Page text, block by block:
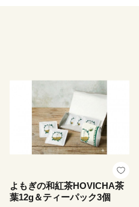
よもぎの和紅茶HOVICHA茶
葉12g＆ティーパック3個